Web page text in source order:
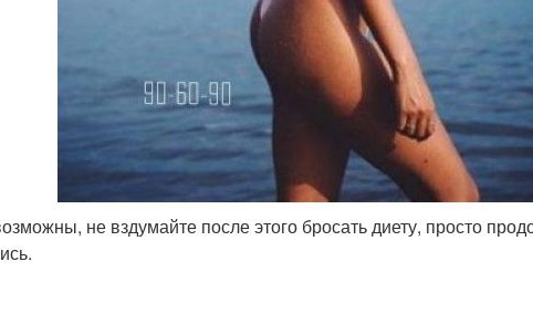
не вздумайте после этого бросать диету, просто